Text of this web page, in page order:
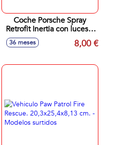
Coche Porsche Spray
Retrofit Inertia con luces y
sonidos 16x7x6cm -
Modelos surtidos
36 meses 8,00 €